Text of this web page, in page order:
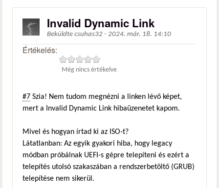
Invalid Dynamic Link
Beküldte csuhas32 - 2024. már. 18. 14:10
Értékelés:
Még nincs értékelve
#7 Szia! Nem tudom megnézni a linken lévő képet,
mert a Invalid Dynamic Link hibaüzenetet kapom.
Mivel és hogyan írtad ki az ISO-t?
Látatlanban: Az egyik gyakori hiba, hogy legacy
módban próbálnak UEFI-s gépre telepíteni és ezért a
telepítés utolsó szakaszában a rendszerbetöltő (GRUB)
telepítése nem sikerül.